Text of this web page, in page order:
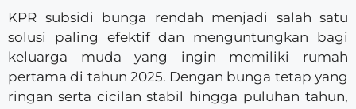
KPR subsidi bunga rendah menjadi salah satu
solusi paling efektif dan menguntungkan bagi
keluarga muda yang ingin memiliki rumah
pertama di tahun 2025. Dengan bunga tetap yang
ringan serta cicilan stabil hingga puluhan tahun,